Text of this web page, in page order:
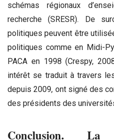
schémas régionaux
recherche (SRESR). De
politiques peuvent être
politiques comme en Midi-
PACA en 1998 (Crespy,
intérêt se traduit à travers
depuis 2009, ont signé des
des présidents des
Conclusion.